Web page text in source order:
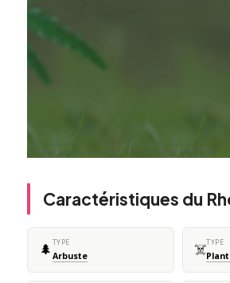
Caractéristiques du
🌲 TYPE
Arbuste ☠️TYPE